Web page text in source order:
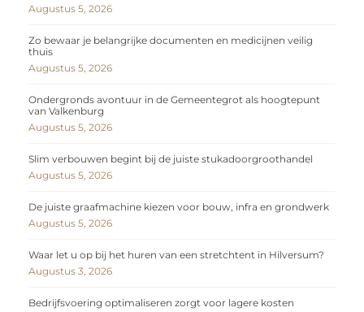
Augustus 5, 2026
Zo bewaar je belangrijke documenten en medicijnen veilig
thuis
Augustus 5, 2026
Ondergronds avontuur in de Gemeentegrot als hoogtepunt
van Valkenburg
Augustus 5, 2026
Slim verbouwen begint bij de juiste stukadoorgroothandel
Augustus 5, 2026
De juiste graafmachine kiezen voor bouw, infra en grondwerk
Augustus 5, 2026
Waar let u op bij het huren van een stretchtent in Hilversum?
Augustus 3, 2026
Bedrijfsvoering optimaliseren zorgt voor lagere kosten